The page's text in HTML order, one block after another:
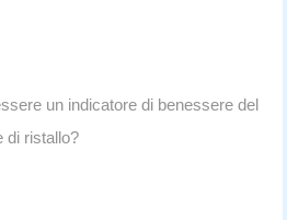
un indicatore di benessere del
di ristallo?